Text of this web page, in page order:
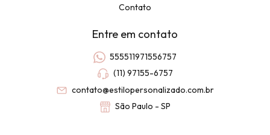
Contato
Entre em contato
555511971556757
(11) 97155-6757
contato@estilopersonalizado.com.br
São Paulo - SP